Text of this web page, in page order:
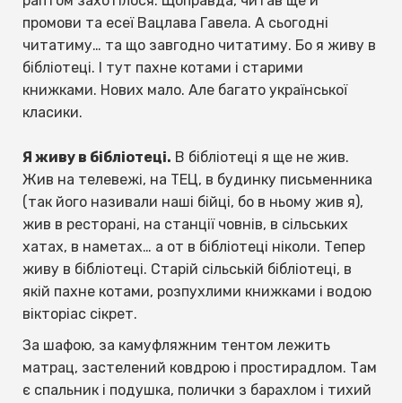
промови та есеї Вацлава Гавела. А сьогодні
читатиму… та що завгодно читатиму. Бо я живу в
бібліотеці. І тут пахне котами і старими
книжками. Нових мало. Але багато української
класики.
Я живу в бібліотеці. В бібліотеці я ще не жив.
Жив на телевежі, на ТЕЦ, в будинку письменника
(так його називали наші бійці, бо в ньому жив я),
жив в ресторані, на станції човнів, в сільських
хатах, в наметах… а от в бібліотеці ніколи. Тепер
живу в бібліотеці. Старій сільській бібліотеці, в
якій пахне котами, розпухлими книжками і водою
вікторіас сікрет.
За шафою, за камуфляжним тентом лежить
матрац, застелений ковдрою і простирадлом. Там
є спальник і подушка, полички з барахлом і тихий